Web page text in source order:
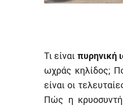
Τι είναι πυρηνική
ωχράς κηλίδος;
είναι οι
Πώς η